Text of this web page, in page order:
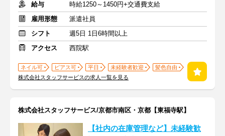
給与
時給1250～1450円+交通費支給
雇用形態
派遣社員
シフト
週5日 1日6時間以上
アクセス
西院駅
ネイル可 ピアス可 平日 未経験者歓迎
髪色自由
株式会社スタッフサービスの求人一覧を見る
株式会社スタッフサービス/京都市南区・京都【東福寺駅】
【社内の在庫管理など】未経験歓